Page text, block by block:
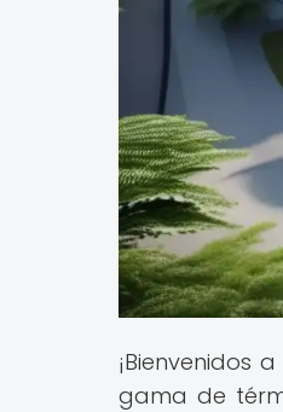
¡Bienvenidos a
gama de